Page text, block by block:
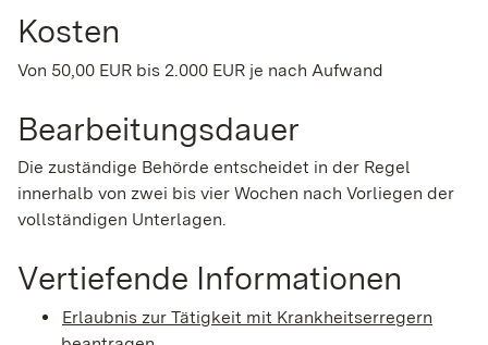
Kosten
Von 50,00 EUR bis 2.000 EUR je nach Aufwand
Bearbeitungsdauer
Die zuständige Behörde entscheidet in der Regel
innerhalb von zwei bis vier Wochen nach Vorliegen der
vollständigen Unterlagen.
Vertiefende Informationen
Erlaubnis zur Tätigkeit mit Krankheitserregern